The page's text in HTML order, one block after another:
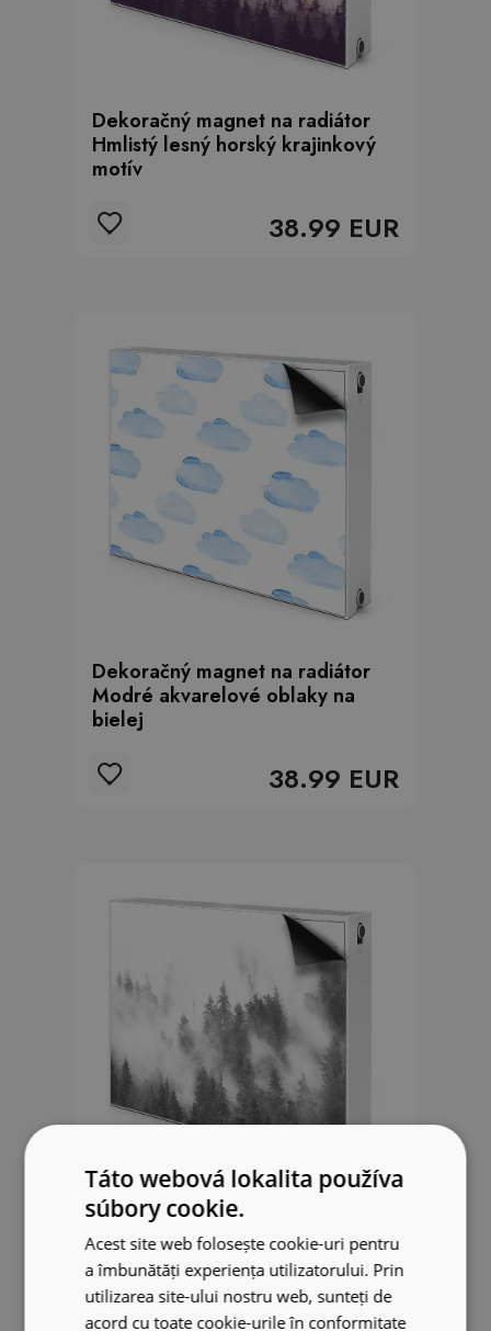
Dekoračný magnet na radiátor
Hmlistý lesný horský krajinkový
motív
38.99 EUR
Dekoračný magnet na radiátor
Modré akvarelové oblaky na
bielej
38.99 EUR
Dekoračný magnet na radiátor
Hmlistý lesný závoj
38.99 EUR
Táto webová lokalita používa
súbory cookie.
Acest site web folosește cookie-uri pentru
a îmbunătăți experiența utilizatorului. Prin
utilizarea site-ului nostru web, sunteți de
acord cu toate cookie-urile în conformitate